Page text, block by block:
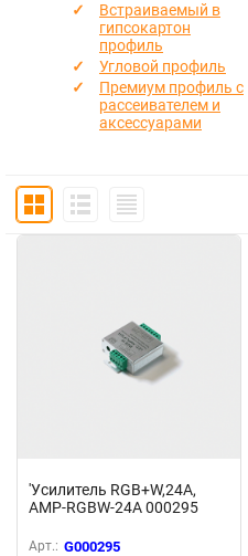
Встраиваемый в
гипсокартон
профиль
Угловой профиль
Премиум профиль с
рассеивателем и
аксессуарами
'Усилитель RGB+W,24А,
AMP-RGBW-24A 000295
Арт.: G000295